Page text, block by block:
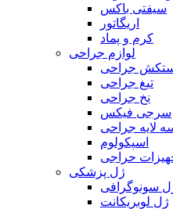
سیفتی باکس
اریگاتور
کرم و پماد
لوازم جراحی
جراحی
تیغ جراحی
نخ جراحی
سرجی فیکس
لایه جراحی
اسپکولوم
حراجی
ژل پزشکی
سونوگرافی
ژل لوبریکانت